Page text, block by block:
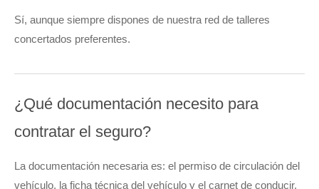
Sí, aunque siempre dispones de nuestra red de talleres
concertados preferentes.
¿Qué documentación necesito para
contratar el seguro?
La documentación necesaria es: el permiso de circulación del
vehículo, la ficha técnica del vehículo y el carnet de conducir.